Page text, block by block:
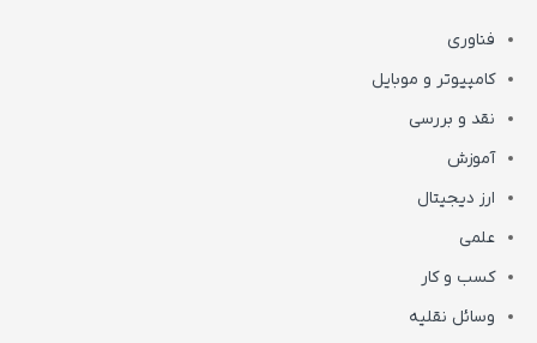
فناوری
کامپیوتر و موبایل
نقد و بررسی
آموزش
ارز دیجیتال
علمی
کسب و کار
وسائل نقلیه